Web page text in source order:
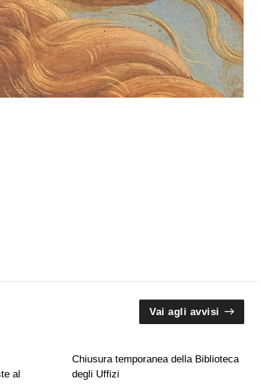
Vai agli avvisi
al
Chiusura temporanea della Biblioteca
degli Uffizi